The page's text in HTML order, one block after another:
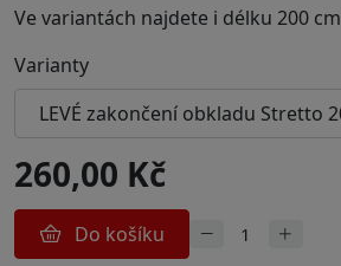
Ve variantách najdete i délku 200 cm
Varianty
260,00 Kč
Do košíku